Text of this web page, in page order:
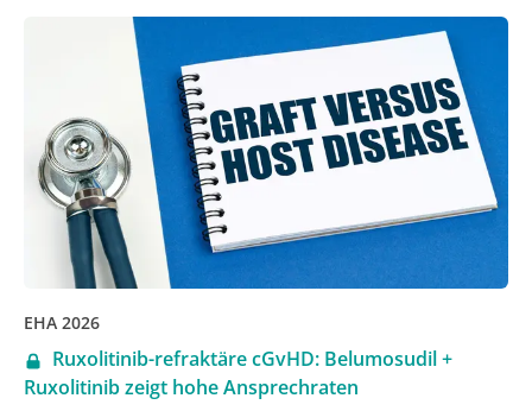
Phase-II-Studie OPTI-AML wurde das Standardschema
erstmals direkt mit einer verkürzten Ven-Applikation
über 14 Tage (AV14) verglichen. Wie beim
Jahreskongress der European Hematology
Association (EHA) 2026 zu hören war, war das
verkürzte Schema dem Standard im Hinblick auf die
nach 2 Zyklen erreichte Rate an kompletten
Remissionen (CR) nicht gleichwertig, zumindest nicht
bei bestimmten molekularen Subgruppen [1].
EHA 2026
Ruxolitinib-refraktäre cGvHD: Belumosudil +
Ruxolitinib zeigt hohe Ansprechraten